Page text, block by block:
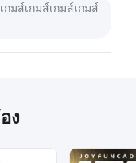
กมส์เกมส์เกมส์เกมส์
ง